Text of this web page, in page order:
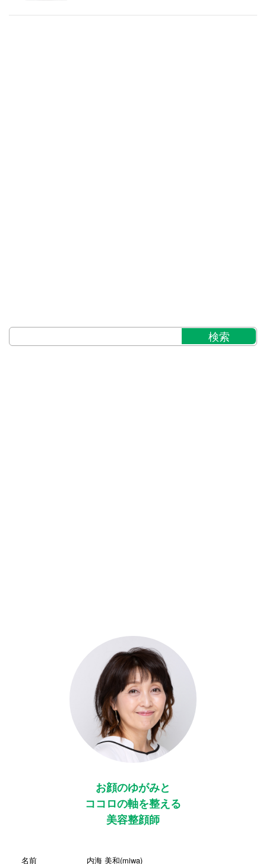
お顔のゆがみと
ココロの軸を整える
美容整顔師
名前 内海 美和(miwa)